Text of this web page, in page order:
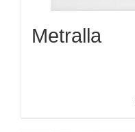
Metralla